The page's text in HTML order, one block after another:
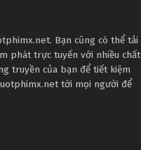
Bạn cũng có thể tải
phát trực tuyến với nhiều chất
truyền của bạn để tiết kiệm
tới mọi người để